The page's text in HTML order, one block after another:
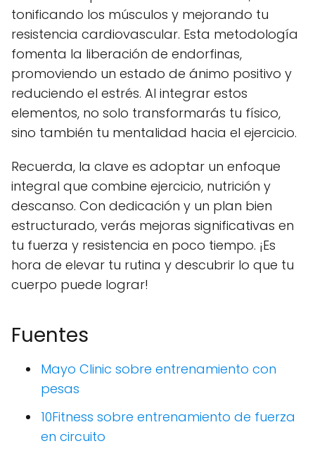
tonificando los músculos y mejorando tu
resistencia cardiovascular. Esta metodología
fomenta la liberación de endorfinas,
promoviendo un estado de ánimo positivo y
reduciendo el estrés. Al integrar estos
elementos, no solo transformarás tu físico,
sino también tu mentalidad hacia el ejercicio.
Recuerda, la clave es adoptar un enfoque
integral que combine ejercicio, nutrición y
descanso. Con dedicación y un plan bien
estructurado, verás mejoras significativas en
tu fuerza y resistencia en poco tiempo. ¡Es
hora de elevar tu rutina y descubrir lo que tu
cuerpo puede lograr!
Fuentes
Mayo Clinic sobre entrenamiento con
pesas
10Fitness sobre entrenamiento de fuerza
en circuito